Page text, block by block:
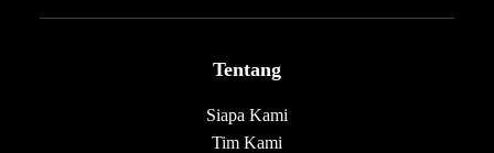
Tentang
Siapa Kami
Tim Kami